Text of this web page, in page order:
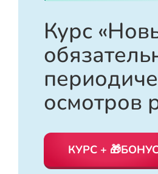
Курс
осмотров
КУРС +